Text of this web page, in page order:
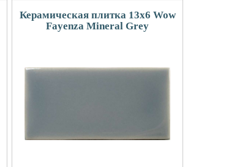
Керамическая плитка 13x6 Wow
Fayenza Mineral Grey